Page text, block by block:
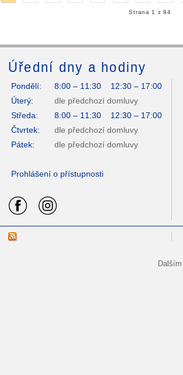
Strana 1 z 94
Úřední dny a hodiny
Pondělí:
8:00 – 11:30 12:30 – 17:00
Úterý:
dle předchozí domluvy
Středa:
8:00 – 11:30 12:30 – 17:00
Čtvrtek:
dle předchozí domluvy
Pátek:
dle předchozí domluvy
Prohlášení o přístupnosti